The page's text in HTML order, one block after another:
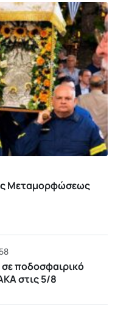
Μεταμορφώσεως
σε ποδοσφαιρικό
στις 5/8